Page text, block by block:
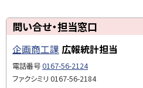
ッ
プ
に
戻
問い合せ・担当窓口
企画商工課 広報統計担当
電話番号0167-56-2124
ファクシミリ 0167-56-2184